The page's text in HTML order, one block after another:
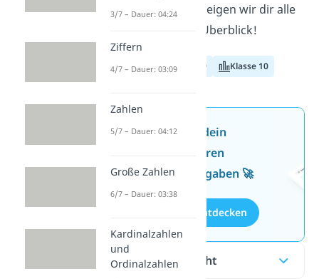
Hier und imVideo
zeigen wir dir alle
im Überblick!
Klasse 8 Klasse 9 Klasse 10
Jetzt neu: Teste dein
Wissen mit unseren
kostenlosen Aufgaben 🚀
Aufgaben entdecken
Inhaltsübersicht
3/7 – Dauer: 04:24
Ziffern
4/7 – Dauer: 03:09
Zahlen
5/7 – Dauer: 04:12
Große Zahlen
6/7 – Dauer: 03:38
Kardinalzahlen
und
Ordinalzahlen